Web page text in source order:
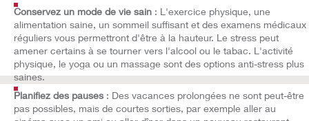
Conservez un mode de vie sain : L'exercice physique, une
alimentation saine, un sommeil suffisant et des examens médicaux
réguliers vous permettront d'être à la hauteur. Le stress peut
amener certains à se tourner vers l'alcool ou le tabac. L'activité
physique, le yoga ou un massage sont des options anti-stress plus
saines.
Planifiez des pauses : Des vacances prolongées ne sont peut-être
pas possibles, mais de courtes sorties, par exemple aller au